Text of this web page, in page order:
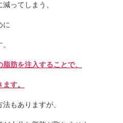
ってしまう、
に
肪を注入することで、
す。
もありますが、